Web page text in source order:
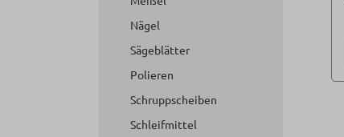
Nägel
Sägeblätter
Polieren
Schruppscheiben
Schleifmittel